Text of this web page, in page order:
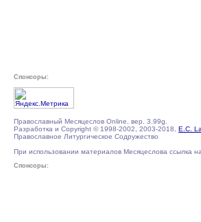
Спонсоры:
Православный Месяцеслов Online, вер. 3.99g.
Разработка и Copyright © 1998-2002, 2003-2018, E.C.
Православное Литургическое Содружество
При использовании материалов Месяцеслова ссылка
Спонсоры: